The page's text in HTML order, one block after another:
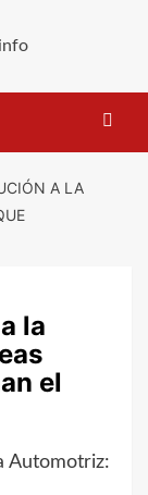
A LA
la
el